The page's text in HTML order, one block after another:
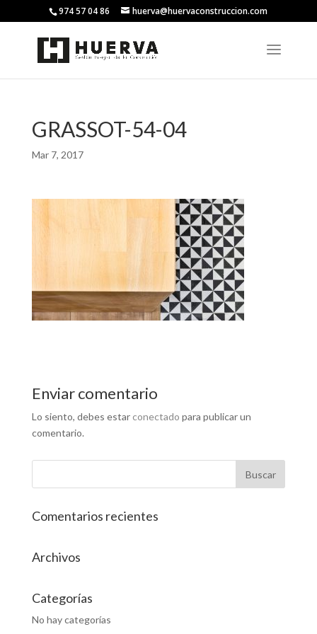
974 57 04 86 huerva@huervaconstruccion.com
GRASSOT-54-04
Mar 7, 2017
Enviar comentario
Lo siento, debes estarconectado para publicar un
comentario.
Comentarios recientes
Archivos
Categorías
No hay categorías